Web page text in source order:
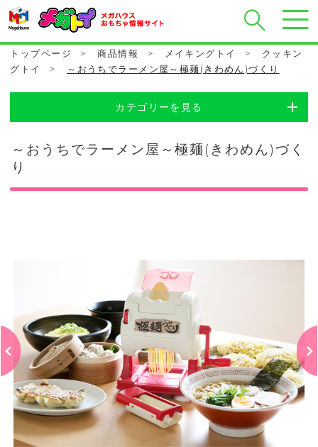
トップページ > 商品情報 > メイキングトイ >
クッキン
グトイ
> ～おうちでラーメン屋～極麺(きわめん)づくり
カテゴリーを見る
～おうちでラーメン屋～極麺(きわめん)づく
り